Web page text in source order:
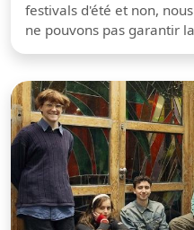
festivals d'été et non,
ne pouvons pas garantir